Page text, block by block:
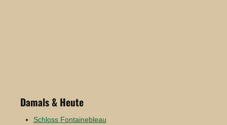
Damals & Heute
Schloss Fontainebleau